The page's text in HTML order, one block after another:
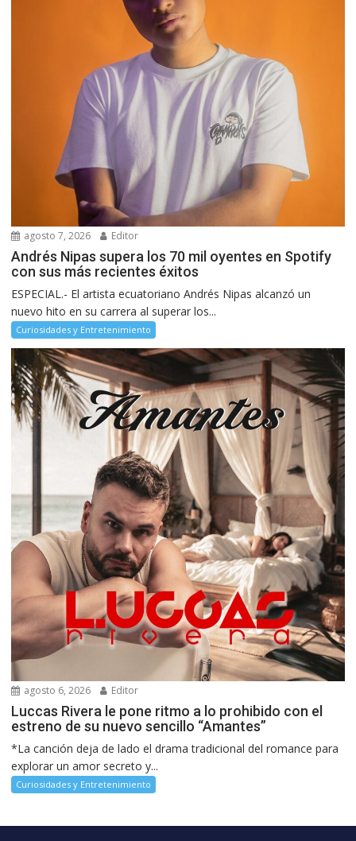
agosto 7, 2026 Editor
Andrés Nipas supera los 70 mil oyentes en Spotify
con sus más recientes éxitos
ESPECIAL.- El artista ecuatoriano Andrés Nipas alcanzó un
nuevo hito en su carrera al superar los...
Curiosidades y Entretenimiento
agosto 6, 2026 Editor
Luccas Rivera le pone ritmo a lo prohibido con el
estreno de su nuevo sencillo “Amantes”
*La canción deja de lado el drama tradicional del romance para
explorar un amor secreto y...
Curiosidades y Entretenimiento